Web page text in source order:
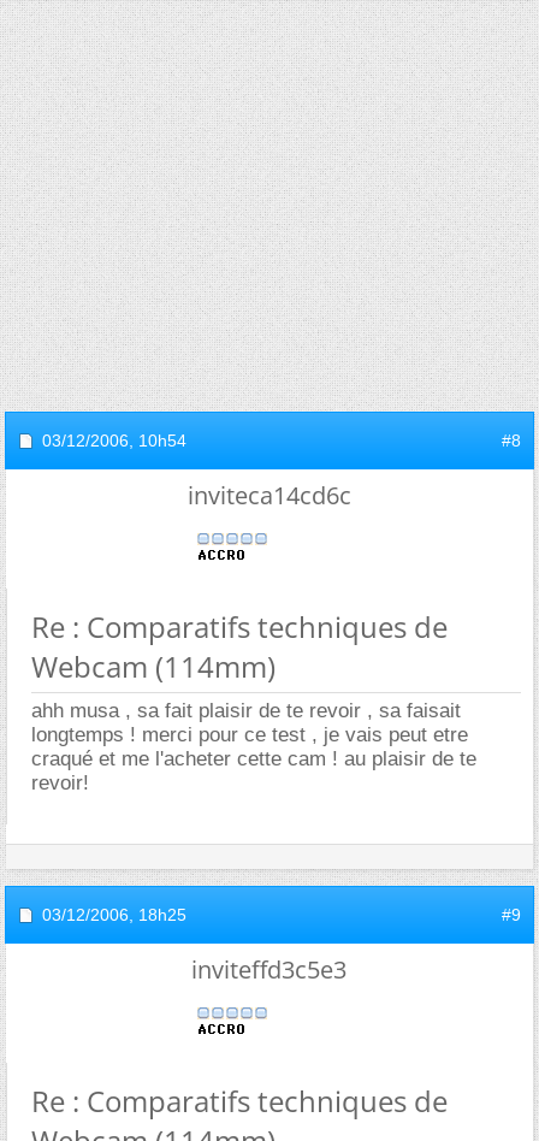
03/12/2006, 10h54 #8
inviteca14cd6c
Re : Comparatifs techniques de
Webcam (114mm)
ahh musa , sa fait plaisir de te revoir , sa faisait
longtemps ! merci pour ce test , je vais peut etre
craqué et me l'acheter cette cam ! au plaisir de te
revoir!
03/12/2006, 18h25 #9
inviteffd3c5e3
Re : Comparatifs techniques de